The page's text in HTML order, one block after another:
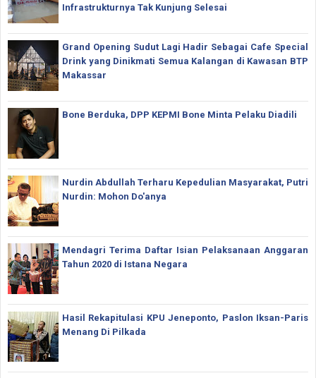
Infrastrukturnya Tak Kunjung Selesai
Grand Opening Sudut Lagi Hadir Sebagai Cafe Special
Drink yang Dinikmati Semua Kalangan di Kawasan BTP
Makassar
Bone Berduka, DPP KEPMI Bone Minta Pelaku Diadili
Nurdin Abdullah Terharu Kepedulian Masyarakat, Putri
Nurdin: Mohon Do'anya
Mendagri Terima Daftar Isian Pelaksanaan Anggaran
Tahun 2020 di Istana Negara
Hasil Rekapitulasi KPU Jeneponto, Paslon Iksan-Paris
Menang Di Pilkada